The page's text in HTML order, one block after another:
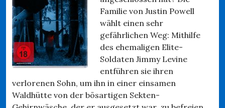
Familie von Justin Powell
wählt einen sehr
gefährlichen Weg: Mithilfe
des ehemaligen Elite-
Soldaten Jimmy Levine
entführen sie ihren
verlorenen Sohn, um ihn in einer einsamen
Waldhütte von der bösartigen Sekten-